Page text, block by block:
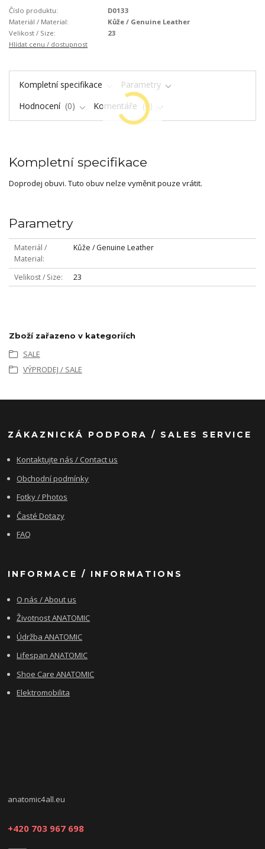
Číslo produktu:
D0133
Materiál / Material:
Kůže / Genuine Leather
Velikost / Size:
23
Hlídat cenu / dostupnost
Kompletní specifikace
Parametry
Hodnocení
0 Komentáře 0
Kompletní specifikace
Doprodej obuvi. Tuto obuv nelze vyměnit pouze vrátit.
Parametry
Materiál /
Material
Kůže / Genuine Leather
Velikost / Size 23
Zboží zařazeno v kategoriích
SALE
VÝPRODEJ / SALE
ZÁKAZNICKÁ PODPORA / SALES SERVICE
Kontaktujte nás / Contact us
Obchodní podmínky
Fotky / Photos
Časté Dotazy
FAQ
INFORMACE / INFORMATIONS
O nás / About us
Životnost ANATOMIC
Údržba ANATOMIC
Lifespan ANATOMIC
Shoe Care ANATOMIC
Elektromobilita
anatomic4all.eu
+420 703 967 698